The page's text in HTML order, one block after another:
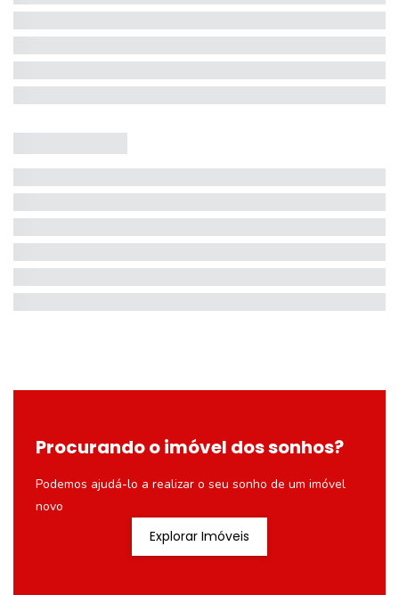
Procurando o imóvel dos sonhos?
Podemos ajudá-lo a realizar o seu sonho de um imóvel
novo
Explorar Imóveis